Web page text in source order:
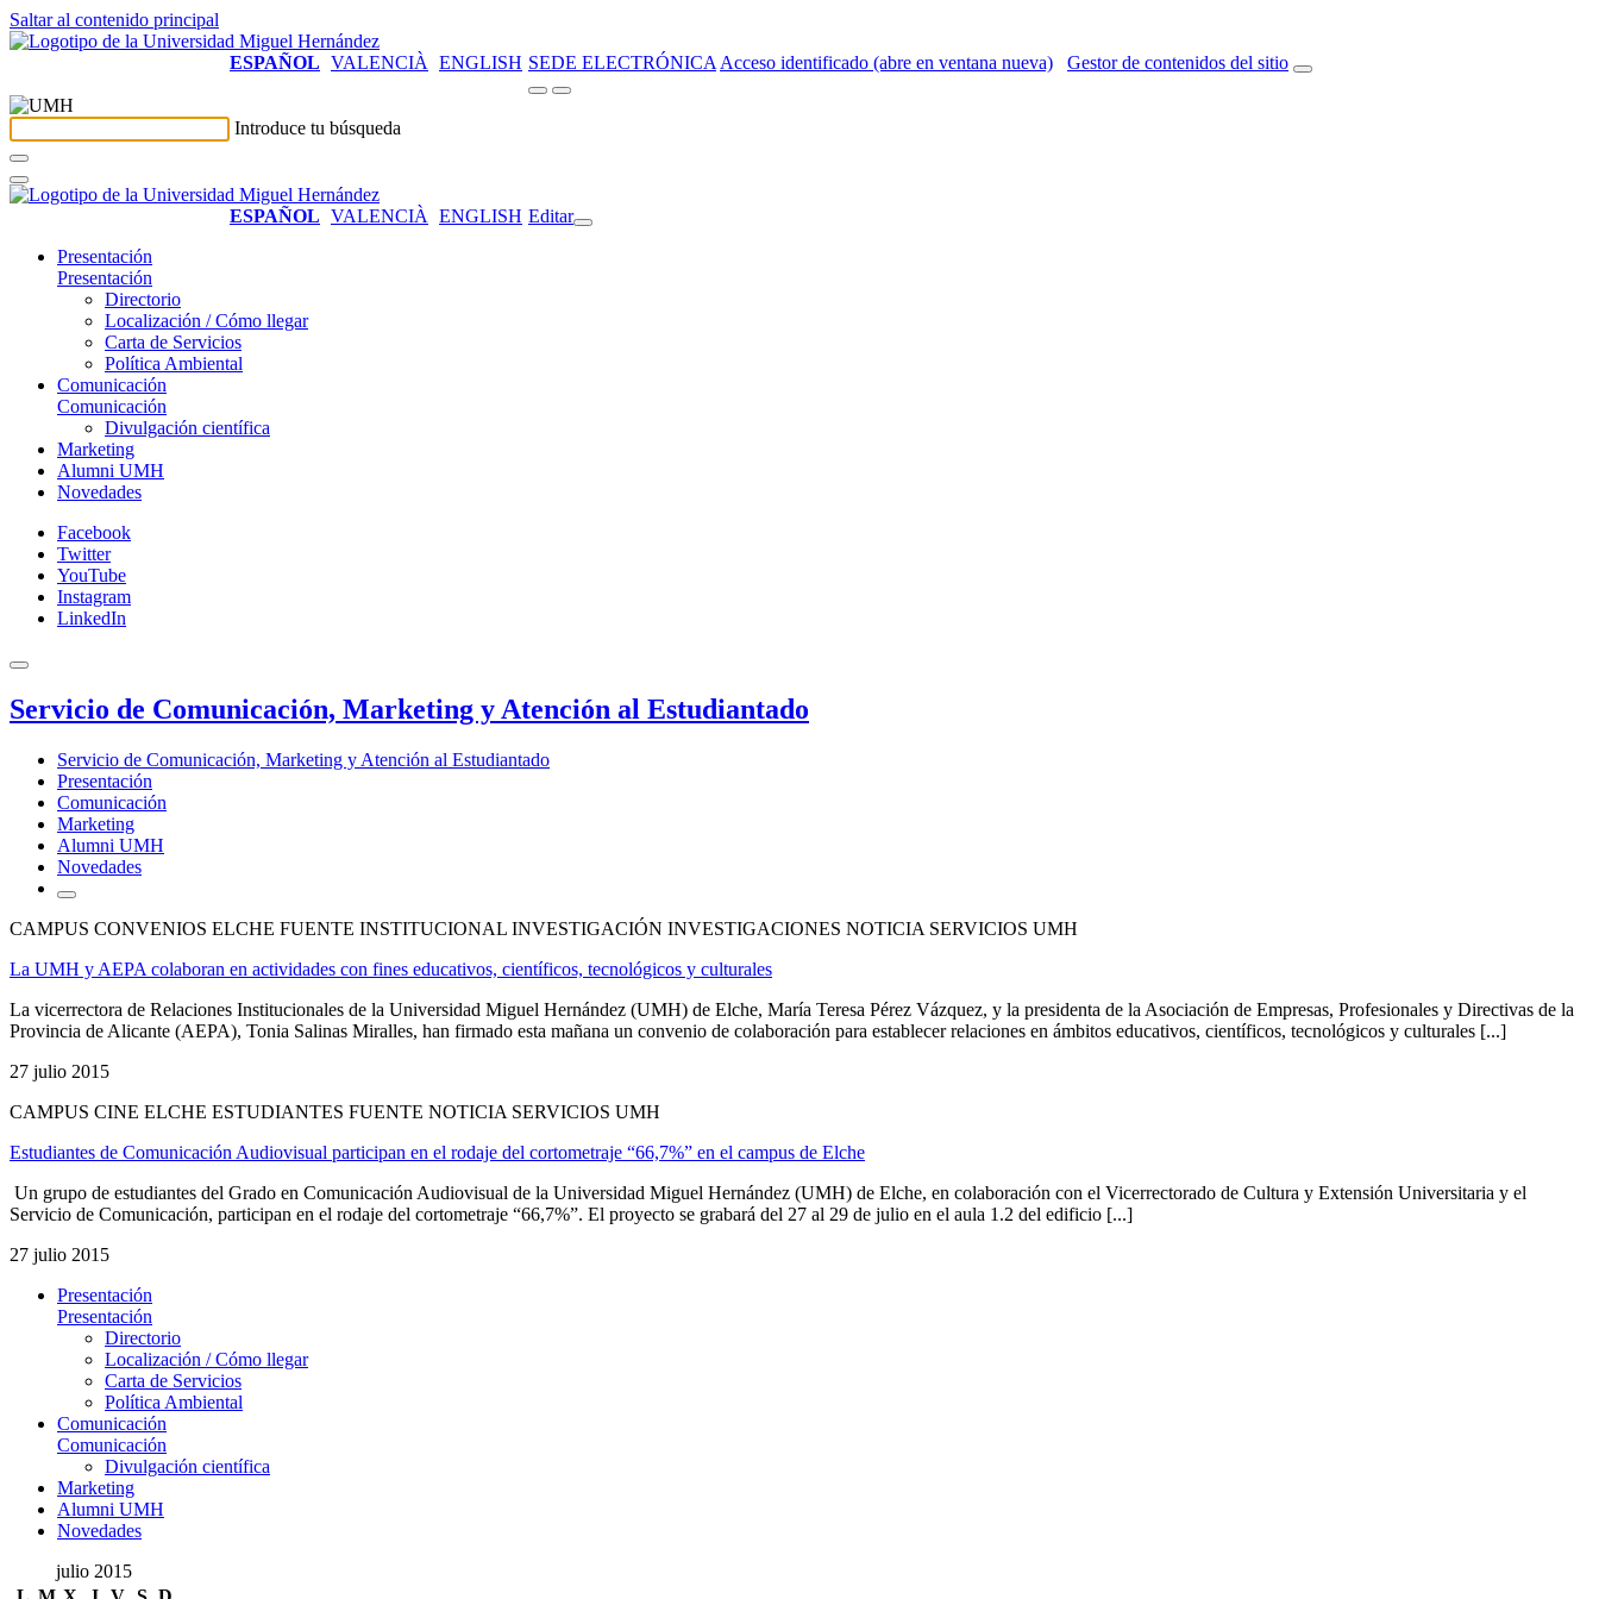
Saltar al contenido principal
ESPAÑOL VALENCIÀ ENGLISH SEDE ELECTRÓNICA Acceso identificado (abre en ventana nueva) Gestor de contenidos del sitio
Introduce tu búsqueda
ESPAÑOL VALENCIÀ ENGLISH Editar
Presentación
Presentación
Directorio
Localización / Cómo llegar
Carta de Servicios
Política Ambiental
Comunicación
Comunicación
Divulgación científica
Marketing
Alumni UMH
Novedades
Facebook
Twitter
YouTube
Instagram
LinkedIn
Servicio de Comunicación, Marketing y Atención al Estudiantado
Servicio de Comunicación, Marketing y Atención al Estudiantado
Presentación
Comunicación
Marketing
Alumni UMH
Novedades
CAMPUS CONVENIOS ELCHE FUENTE INSTITUCIONAL INVESTIGACIÓN INVESTIGACIONES NOTICIA SERVICIOS UMH
La UMH y AEPA colaboran en actividades con fines educativos, científicos, tecnológicos y culturales
La vicerrectora de Relaciones Institucionales de la Universidad Miguel Hernández (UMH) de Elche, María Teresa Pérez Vázquez, y la presidenta de la Asociación de Empresas, Profesionales y Directivas de la
Provincia de Alicante (AEPA), Tonia Salinas Miralles, han firmado esta mañana un convenio de colaboración para establecer relaciones en ámbitos educativos, científicos, tecnológicos y culturales [...]
27 julio 2015
CAMPUS CINE ELCHE ESTUDIANTES FUENTE NOTICIA SERVICIOS UMH
Estudiantes de Comunicación Audiovisual participan en el rodaje del cortometraje “66,7%” en el campus de Elche
Un grupo de estudiantes del Grado en Comunicación Audiovisual de la Universidad Miguel Hernández (UMH) de Elche, en colaboración con el Vicerrectorado de Cultura y Extensión Universitaria y el
Servicio de Comunicación, participan en el rodaje del cortometraje “66,7%”. El proyecto se grabará del 27 al 29 de julio en el aula 1.2 del edificio [...]
27 julio 2015
Presentación
Presentación
Directorio
Localización / Cómo llegar
Carta de Servicios
Política Ambiental
Comunicación
Comunicación
Divulgación científica
Marketing
Alumni UMH
Novedades
julio 2015